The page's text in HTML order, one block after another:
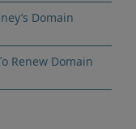
Domain
Renew Domain